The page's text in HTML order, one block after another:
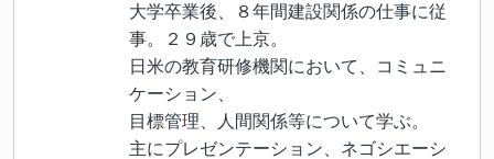
大学卒業後、８年間建設関係の仕事に従
事。２９歳で上京。
日米の教育研修機関において、コミュニ
ケーション、
目標管理、人間関係等について学ぶ。
主にプレゼンテーション、ネゴシエーシ